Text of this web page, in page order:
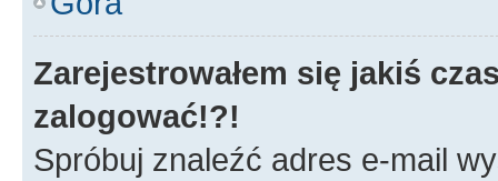
Zarejestrowałem się jakiś
zalogować!?!
Spróbuj znaleźć adres e-mail